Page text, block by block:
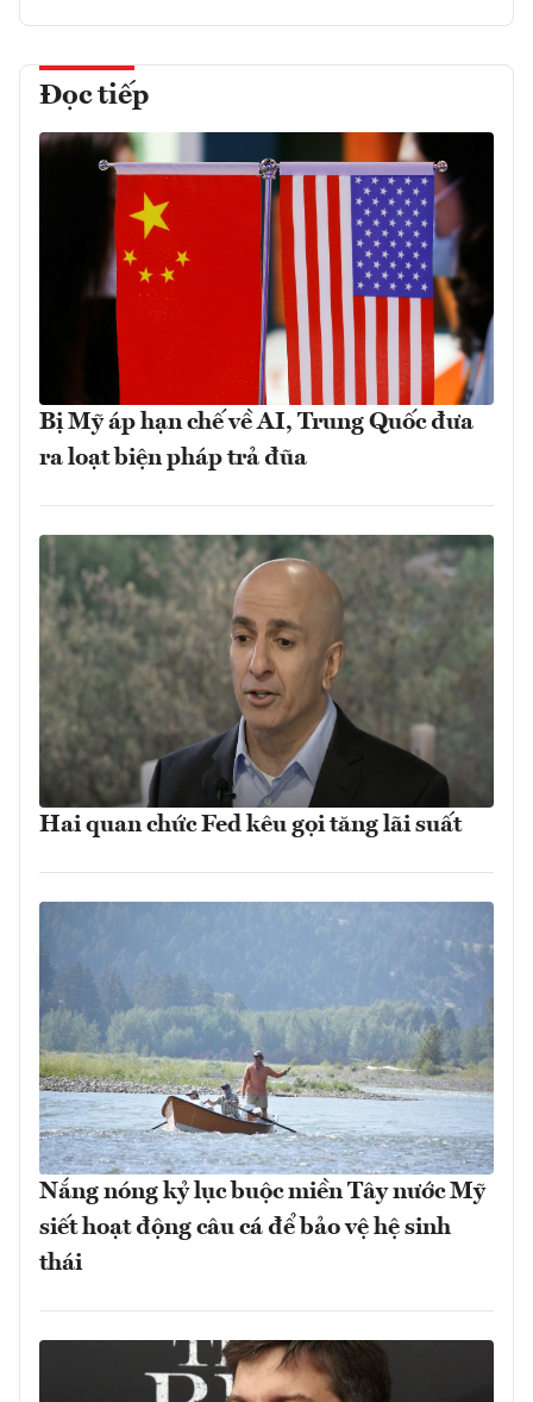
Đọc tiếp
Bị Mỹ áp hạn chế về AI, Trung Quốc đưa
ra loạt biện pháp trả đũa
Hai quan chức Fed kêu gọi tăng lãi suất
Nắng nóng kỷ lục buộc miền Tây nước Mỹ
siết hoạt động câu cá để bảo vệ hệ sinh
thái